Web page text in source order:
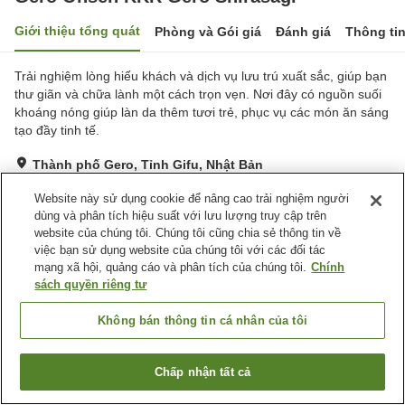
Giới thiệu tổng quát Phòng và Gói giá Đánh giá Thông
Trải nghiệm lòng hiếu khách và dịch vụ lưu trú xuất sắc, giúp bạn
thư giãn và chữa lành một cách trọn vẹn. Nơi đây có nguồn suối
khoáng nóng giúp làn da thêm tươi trẻ, phục vụ các món ăn sáng
tạo đầy tinh tế.
Thành phố Gero, Tỉnh Gifu, Nhật Bản
Tuyệt vời Đánh giá:104 lượt
Tiện nghi chỗ nghỉ
Bãi đỗ xe
Trang chủ Nhật Bản Tỉnh Gifu
Thành phố Gero
Gero Onsen KKR Gero ShirasagiTìm phòng trống
Website này sử dụng cookie để nâng cao trải nghiệm người
dùng và phân tích hiệu suất với lưu lượng truy cập trên
website của chúng tôi. Chúng tôi cũng chia sẻ thông tin về
việc bạn sử dụng website của chúng tôi với các đối tác
mạng xã hội, quảng cáo và phân tích của chúng tôi. Chính
sách quyền riêng tư
Không bán thông tin cá nhân của tôi
Chấp nhận tất cả